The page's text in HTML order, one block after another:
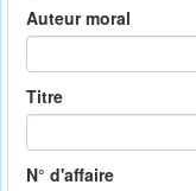
Auteur moral
Titre
N° d'affaire